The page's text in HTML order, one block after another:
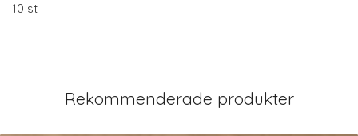
10 st
Rekommenderade produkter